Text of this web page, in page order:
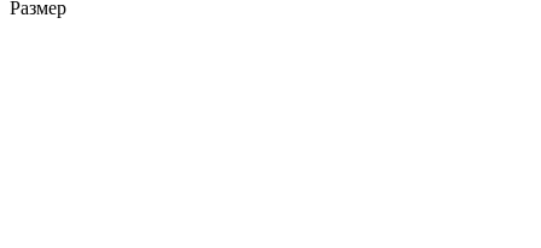
Размер